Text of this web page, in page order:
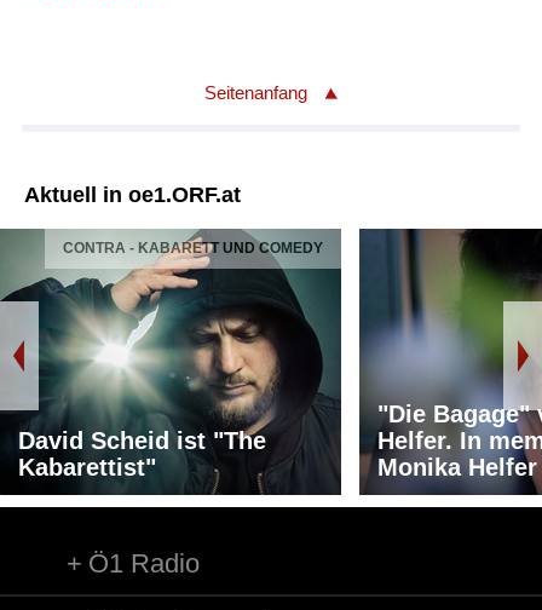
Seitenanfang
Aktuell in oe1.ORF.at
CONTRA - KABARETT UND COMEDY
David Scheid ist "The
Kabarettist"
"Die Bagage"
Helfer. In
Monika Helfer
Ö1 Radio